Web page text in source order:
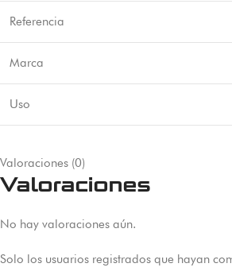
Referencia
Marca
Uso
Valoraciones (0)
Valoraciones
No hay valoraciones aún.
Solo los usuarios registrados que hayan